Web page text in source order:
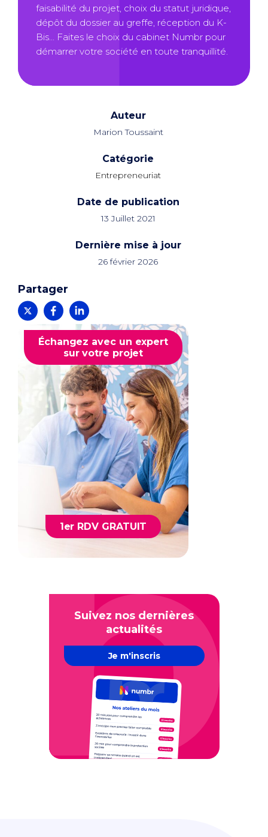
faisabilité du projet, choix du statut juridique,
dépôt du dossier au greffe, réception du K-
Bis... Faites le choix du cabinet Numbr pour
démarrer votre société en toute tranquillité.
Auteur
Marion Toussaint
Catégorie
Entrepreneuriat
Date de publication
13 Juillet 2021
Dernière mise à jour
26 février 2026
Partager
Échangez avec un expert
sur votre projet
1er RDV GRATUIT
Suivez nos dernières
actualités
Je m'inscris